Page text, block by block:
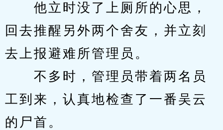
他立时没了上厕所的心思，
回去推醒另外两个舍友，并立刻
去上报避难所管理员。
不多时，管理员带着两名员
工到来，认真地检查了一番吴云
的尸首。